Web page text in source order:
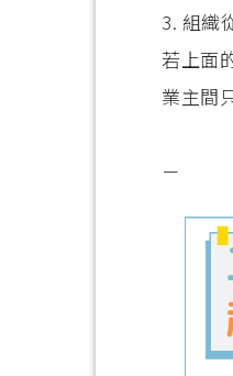
3. 組織
若上面
業主間
－